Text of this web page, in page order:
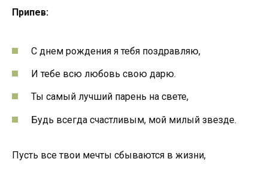
Припев:
С днем рождения я тебя поздравляю,
И тебе всю любовь свою дарю.
Ты самый лучший парень на свете,
Будь всегда счастливым, мой милый звезде.
Пусть все твои мечты сбываются в жизни,